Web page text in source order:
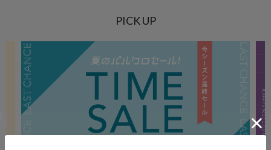
PICK UP